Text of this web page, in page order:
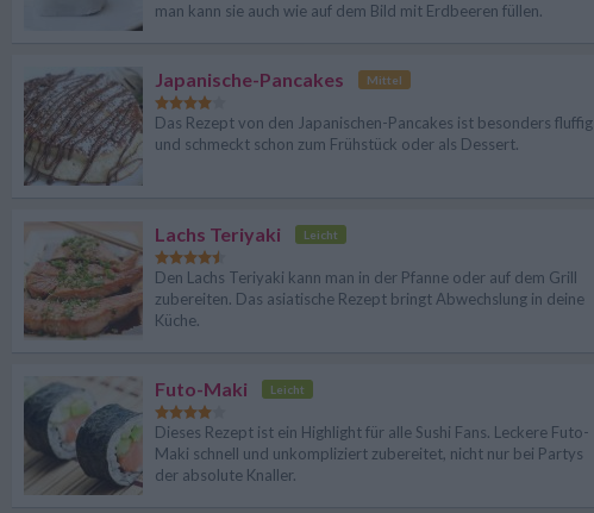
man kann sie auch wie auf dem Bild mit Erdbeeren füllen.
Japanische-Pancakes Mittel
Das Rezept von den Japanischen-Pancakes ist besonders fluffig
und schmeckt schon zum Frühstück oder als Dessert.
Lachs Teriyaki Leicht
Den Lachs Teriyaki kann man in der Pfanne oder auf dem Grill
zubereiten. Das asiatische Rezept bringt Abwechslung in deine
Küche.
Futo-Maki Leicht
Dieses Rezept ist ein Highlight für alle Sushi Fans. Leckere Futo-
Maki schnell und unkompliziert zubereitet, nicht nur bei Partys
der absolute Knaller.